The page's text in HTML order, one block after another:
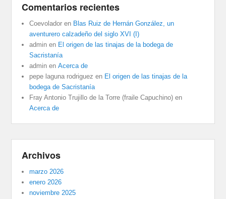
Comentarios recientes
Coevolador en Blas Ruiz de Hernán González, un
aventurero calzadeño del siglo XVI (I)
admin en El origen de las tinajas de la bodega de
Sacristanía
admin enAcerca de
pepe laguna rodriguez en El origen de las tinajas de la
bodega de Sacristanía
Fray Antonio Trujillo de la Torre (fraile Capuchino) en
Acerca de
Archivos
marzo 2026
enero 2026
noviembre 2025